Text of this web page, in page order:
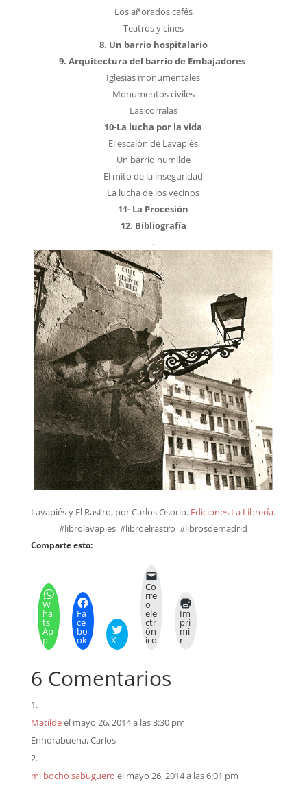
Los añorados cafés
Teatros y cines
8. Un barrio hospitalario
9. Arquitectura del barrio de Embajadores
Iglesias monumentales
Monumentos civiles
Las corralas
10-La lucha por la vida
El escalón de Lavapiés
Un barrio humilde
El mito de la inseguridad
La lucha de los vecinos
11- La Procesión
12. Bibliografía
.
Lavapiés y El Rastro, por Carlos Osorio. Ediciones La Librería.
#librolavapies #libroelrastro #librosdemadrid
Comparte esto:
W
ha
ts
Ap
p
Fa
ce
bo
ok X
Co
rre
o
ele
ctr
ón
ico
Im
pri
mi
r
6 Comentarios
Matildeel mayo 26, 2014 a las 3:30 pm
Enhorabuena, Carlos
mi bocho sabuguero el mayo 26, 2014 a las 6:01 pm